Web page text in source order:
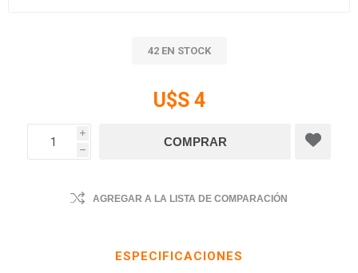
42 EN STOCK
U$S 4
i
h
AGREGAR A LA LISTA DE COMPARACIÓN
ESPECIFICACIONES